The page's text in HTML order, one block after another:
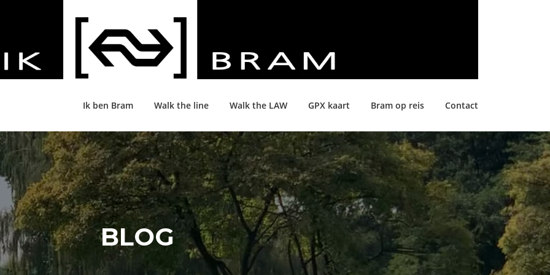
Ik ben Bram Walk the line Walk the LAW GPX kaart Bram op reis Contact
BLOG